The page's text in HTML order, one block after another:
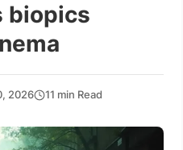
biopics
2026 11 min Read